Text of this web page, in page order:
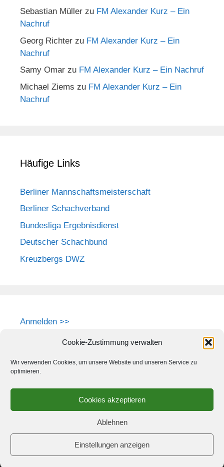
Cookie-Zustimmung verwalten
Wir verwenden Cookies, um unsere Website und unseren Service zu
optimieren.
Cookies akzeptieren
Ablehnen
Einstellungen anzeigen
Sebastian Müller zu FM Alexander Kurz – Ein
Nachruf
Georg Richter zu FM Alexander Kurz – Ein
Nachruf
Samy Omar zu FM Alexander Kurz – Ein Nachruf
Michael Ziems zu FM Alexander Kurz – Ein
Nachruf
Häufige Links
Berliner Mannschaftsmeisterschaft
Berliner Schachverband
Bundesliga Ergebnisdienst
Deutscher Schachbund
Kreuzbergs DWZ
Anmelden >>
© 2026 Schach-Club Kreuzberg e.V. GeneratePress